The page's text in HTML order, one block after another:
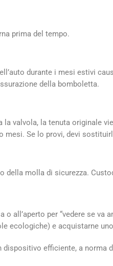
prima del tempo.
durante i mesi estivi
della bomboletta.
valvola, la tenuta originale
mesi. Se lo provi, devi
della molla di sicurezza.
per “vedere se va
ecologiche) e acquistarne
efficiente, a norma